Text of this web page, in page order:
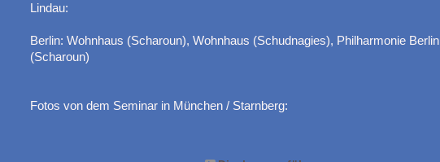
Lindau:
Berlin: Wohnhaus (Scharoun), Wohnhaus (Schudnagies), Philharmonie Berlin
(Scharoun)
Fotos von dem Seminar in München / Starnberg: